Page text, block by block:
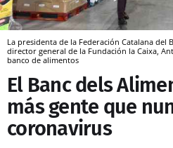
La presidenta de la Federación Catalana del
director general de la Fundación la Caixa,
banco de alimentos
El Banc dels
más gente que
coronavirus